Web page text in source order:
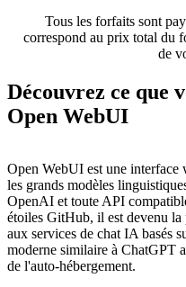
Tous les forfaits sont
correspond au prix total du
de
Découvrez ce que
Open WebUI
Open WebUI est une interface
les grands modèles
OpenAI et toute API
étoiles GitHub, il est devenu
aux services de chat IA basés
moderne similaire à ChatGPT
de l'auto-hébergement.